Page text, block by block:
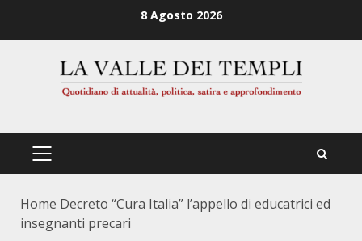
8 Agosto 2026
PRIMÄRES
Home Decreto “Cura Italia” l’appello di educatrici ed
insegnanti precari